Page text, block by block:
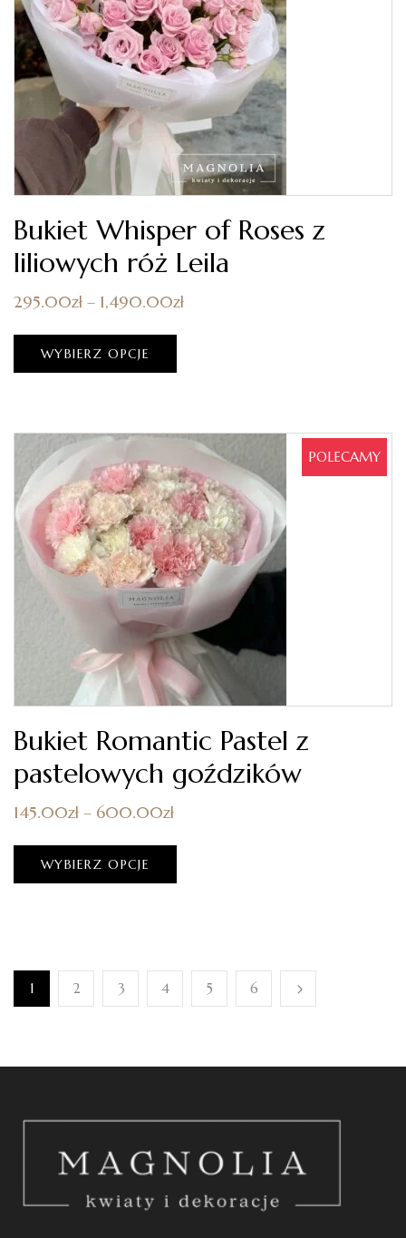
Bukiet Whisper of Roses z
liliowych róż Leila
295.00zł – 1,490.00zł
WYBIERZ OPCJE
POLECAMY
Bukiet Romantic Pastel z
pastelowych goździków
145.00zł – 600.00zł
WYBIERZ OPCJE
1 2 3 4 5 6